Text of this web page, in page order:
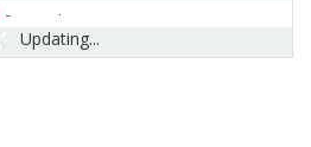
Updating...
-